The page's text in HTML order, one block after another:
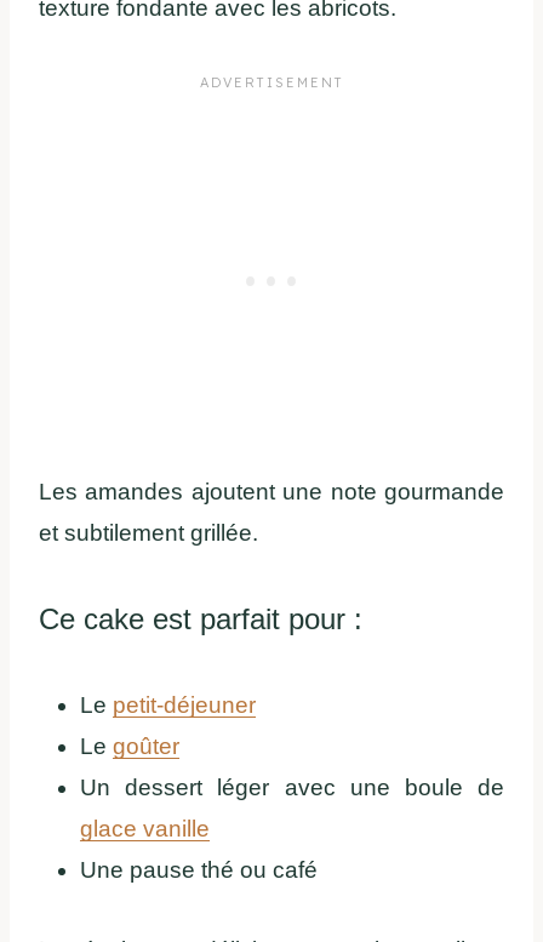
texture fondante avec les abricots.
Les amandes ajoutent une note gourmande
et subtilement grillée.
Ce cake est parfait pour :
Le petit-déjeuner
Le goûter
Un dessert léger avec une boule de
glace vanille
Une pause thé ou café